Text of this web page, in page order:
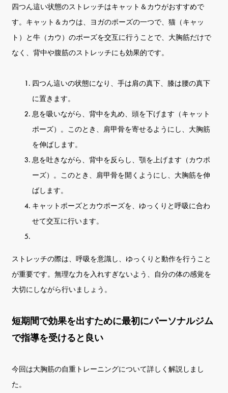
四つん這い状態のストレッチはキャット＆カウがおすすめで
す。キャット＆カウは、ヨガのポーズの一つで、猫（キャッ
ト）と牛（カウ）のポーズを交互に行うことで、大胸筋だけで
なく、背中や腹筋のストレッチにも効果的です。
四つん這いの状態になり、手は肩の真下、膝は腰の真下
に置きます。
息を吸いながら、背中を丸め、頭を下げます（キャット
ポーズ）。このとき、肩甲骨を寄せるようにし、大胸筋
を伸ばします。
息を吐きながら、背中を反らし、顎を上げます（カウポ
ーズ）。このとき、肩甲骨を開くようにし、大胸筋を伸
ばします。
キャットポーズとカウポーズを、ゆっくりと呼吸に合わ
せて交互に行います。
ストレッチの際は、呼吸を意識し、ゆっくりと動作を行うこと
が重要です。無理な力を入れすぎないよう、自分の体の感覚を
大切にしながら行いましょう。
短期間で効果を出すために最初にパーソナルジム
で指導を受けると良い
今回は大胸筋の自重トレーニングについて詳しく解説しまし
た。